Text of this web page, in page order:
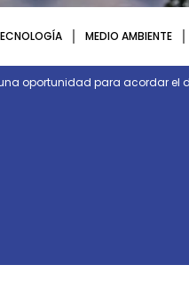
MEDIO AMBIENTE
oportunidad para acordar el